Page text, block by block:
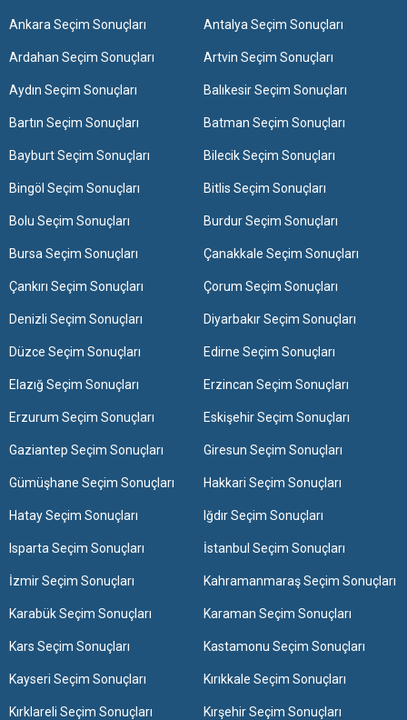
Ankara Seçim Sonuçları Antalya Seçim Sonuçları
Ardahan Seçim Sonuçları Artvin Seçim Sonuçları
Aydın Seçim Sonuçları Balıkesir Seçim Sonuçları
Bartın Seçim Sonuçları Batman Seçim Sonuçları
Bayburt Seçim Sonuçları Bilecik Seçim Sonuçları
Bingöl Seçim Sonuçları Bitlis Seçim Sonuçları
Bolu Seçim Sonuçları Burdur Seçim Sonuçları
Bursa Seçim Sonuçları Çanakkale Seçim Sonuçları
Çankırı Seçim Sonuçları Çorum Seçim Sonuçları
Denizli Seçim Sonuçları Diyarbakır Seçim Sonuçları
Düzce Seçim Sonuçları Edirne Seçim Sonuçları
Elazığ Seçim Sonuçları Erzincan Seçim Sonuçları
Erzurum Seçim Sonuçları Eskişehir Seçim Sonuçları
Gaziantep Seçim Sonuçları Giresun Seçim Sonuçları
Gümüşhane Seçim Sonuçları Hakkari Seçim Sonuçları
Hatay Seçim Sonuçları Iğdır Seçim Sonuçları
Isparta Seçim Sonuçları İstanbul Seçim Sonuçları
İzmir Seçim Sonuçları Kahramanmaraş Seçim Sonuçları
Karabük Seçim Sonuçları Karaman Seçim Sonuçları
Kars Seçim Sonuçları Kastamonu Seçim Sonuçları
Kayseri Seçim Sonuçları Kırıkkale Seçim Sonuçları
Kırklareli Seçim Sonuçları Kırşehir Seçim Sonuçları